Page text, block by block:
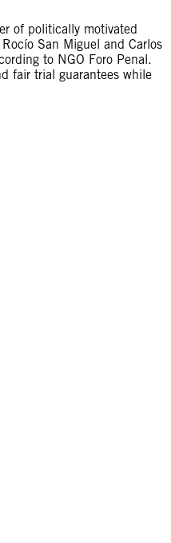
of politically motivated
San Miguel and Carlos
to NGO Foro Penal.
fair trial guarantees while